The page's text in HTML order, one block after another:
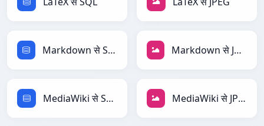
Markdown से SQL Markdown से JPEG
MediaWiki से SQL MediaWiki से JPEG